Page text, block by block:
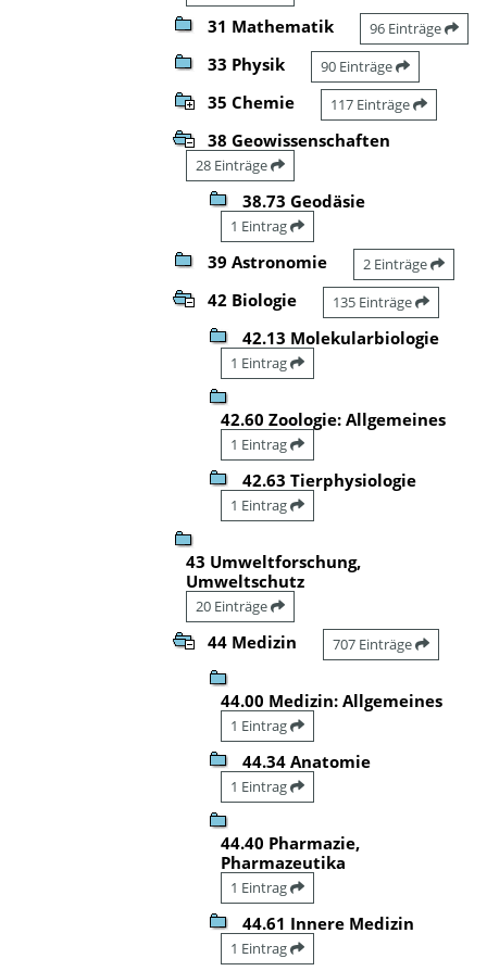
31 Mathematik 96 Einträge
33 Physik 90 Einträge
35 Chemie 117 Einträge
38 Geowissenschaften
28 Einträge
38.73 Geodäsie
1 Eintrag
39 Astronomie 2 Einträge
42 Biologie 135 Einträge
42.13 Molekularbiologie
1 Eintrag
42.60 Zoologie: Allgemeines
1 Eintrag
42.63 Tierphysiologie
1 Eintrag
43 Umweltforschung,
Umweltschutz
20 Einträge
44 Medizin 707 Einträge
44.00 Medizin: Allgemeines
1 Eintrag
44.34 Anatomie
1 Eintrag
44.40 Pharmazie,
Pharmazeutika
1 Eintrag
44.61 Innere Medizin
1 Eintrag